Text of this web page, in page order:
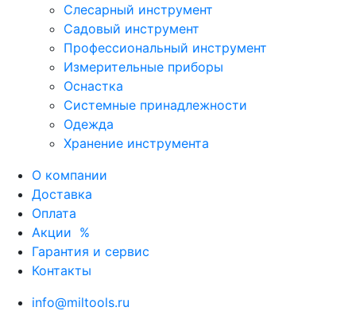
Слесарный инструмент
Садовый инструмент
Профессиональный инструмент
Измерительные приборы
Оснастка
Системные принадлежности
Одежда
Хранение инструмента
О компании
Доставка
Оплата
Акции %
Гарантия и сервис
Контакты
info@miltools.ru